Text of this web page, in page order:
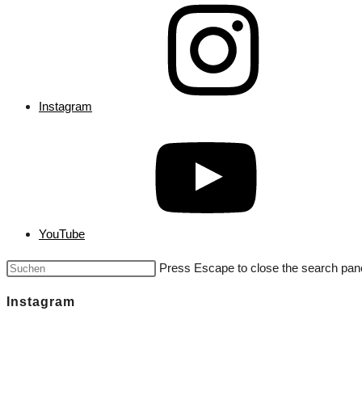
Instagram
YouTube
Press Escape to close the search
Instagram